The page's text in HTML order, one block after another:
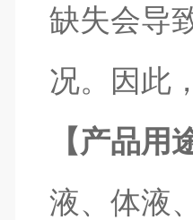
缺失会导
况。因此
【产品用
液、体液